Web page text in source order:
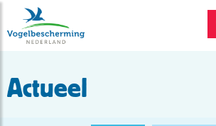
Actueel